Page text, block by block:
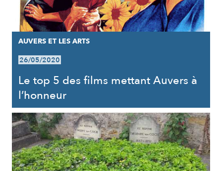
AUVERS ET LES ARTS
26/05/2020
Le top 5 des films mettant Auvers à
l’honneur